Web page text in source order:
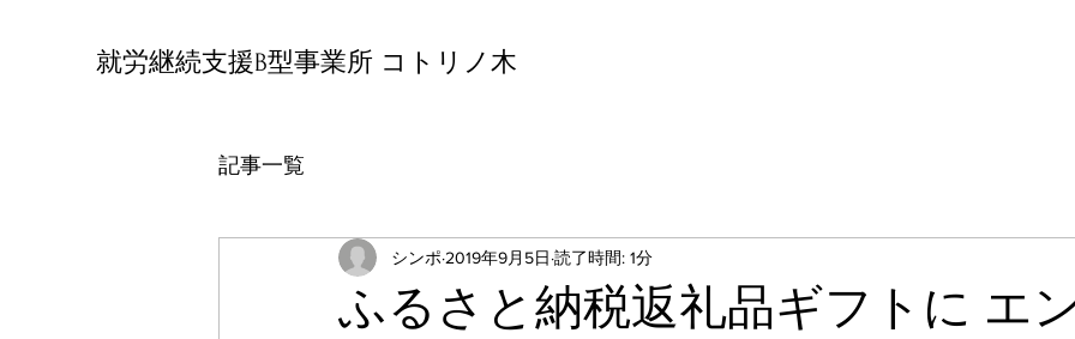
就労継続支援B型事業所 コトリノ木
記事一覧
ふるさと納税返礼品ギフトに エ
シンポ 2019年9月5日 読了時間: 1分